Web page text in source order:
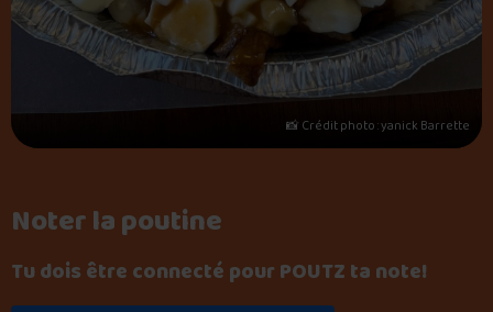
Noter la poutine
Tu dois être connecté pour POUTZ ta note!
📸 Crédit photo : yanick Barrette